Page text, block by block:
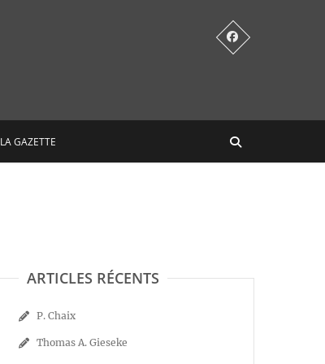
LA GAZETTE
ARTICLES RÉCENTS
P. Chaix
Thomas A. Gieseke